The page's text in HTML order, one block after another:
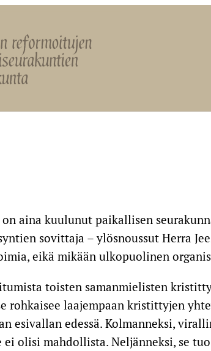
aina kuulunut paikallisen
sovittaja – ylösnoussut Herra
eikä mikään ulkopuolinen
toisten samanmielisten
rohkaisee laajempaan kristittyjen
esivallan edessä. Kolmanneksi,
olisi mahdollista. Neljänneksi, se